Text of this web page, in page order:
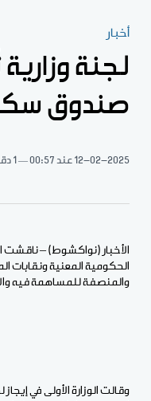
أخبار
لجنة
صندوق
12-02-2025 عند 00:57 1 دقيقة قراءة
الأخبار (نواكشوط) – ناقشت
الحكومية المعنية ونقابات
والمنصفة للمساهمة فيه
وقالت الوزارة الأولى في